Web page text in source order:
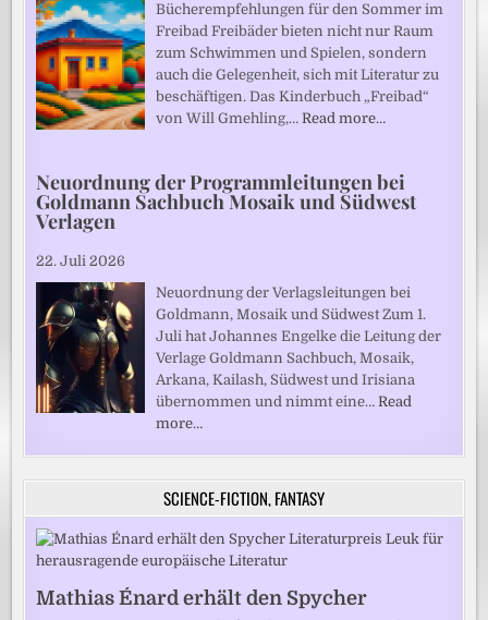
Bücherempfehlungen für den Sommer im
Freibad Freibäder bieten nicht nur Raum
zum Schwimmen und Spielen, sondern
auch die Gelegenheit, sich mit Literatur zu
beschäftigen. Das Kinderbuch „Freibad“
von Will Gmehling,…Read more…
Neuordnung der Programmleitungen bei
Goldmann Sachbuch Mosaik und Südwest
Verlagen
22. Juli 2026
Neuordnung der Verlagsleitungen bei
Goldmann, Mosaik und Südwest Zum 1.
Juli hat Johannes Engelke die Leitung der
Verlage Goldmann Sachbuch, Mosaik,
Arkana, Kailash, Südwest und Irisiana
übernommen und nimmt eine…Read
more…
SCIENCE-FICTION, FANTASY
Mathias Énard erhält den Spycher